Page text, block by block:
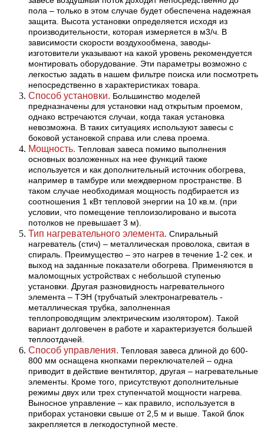
пола – только в этом случае будет обеспечена надежная
защита. Высота установки определяется исходя из
производительности, которая измеряется в м3/ч. В
зависимости скорости воздухообмена, заводы-
изготовители указывают на какой уровень рекомендуется
монтировать оборудование. Эти параметры возможно с
легкостью задать в нашем фильтре поиска или посмотреть
непосредственно в характеристиках товара.
Способ установки. Большинство моделей
предназначены для установки над открытым проемом,
однако встречаются случаи, когда такая установка
невозможна. В таких ситуациях используют завесы с
боковой установкой справа или слева проема.
Мощность. Тепловая завеса помимо выполнения
основных возложенных на нее функций также
используется и как дополнительный источник обогрева,
например в тамбуре или междверном пространстве. В
таком случае необходимая мощность подбирается из
соотношения 1 кВт тепловой энергии на 10 кв.м. (при
условии, что помещение теплоизолировано и высота
потолков не превышает 3 м).
Тип нагревательного элемента. Спиральный
нагреватель (стич) – металлическая проволока, свитая в
спираль. Преимущество – это нагрев в течение 1-2 сек. и
выход на заданные показатели обогрева. Применяются в
маломощных устройствах с небольшой ступенью
установки. Другая разновидность нагревательного
элемента – ТЭН (трубчатый электронагреватель -
металлическая трубка, заполненная
теплопроводящим электрическим изолятором). Такой
вариант долговечен в работе и характеризуется большей
теплоотдачей.
Способ управления. Тепловая завеса длиной до 600-
800 мм оснащена кнопками переключателей – одна
приводит в действие вентилятор, другая – нагревательные
элементы. Кроме того, присутствуют дополнительные
режимы двух или трех ступенчатой мощности нагрева.
Выносное управление – как правило, используется в
приборах установки свыше от 2,5 м и выше. Такой блок
закрепляется в легкодоступной месте.